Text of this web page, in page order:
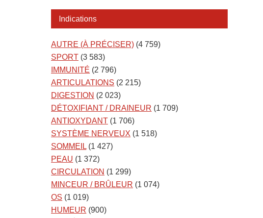
site
Indications
AUTRE (À PRÉCISER) (4 759)
SPORT (3 583)
IMMUNITÉ (2 796)
ARTICULATIONS (2 215)
DIGESTION (2 023)
DÉTOXIFIANT / DRAINEUR (1 709)
ANTIOXYDANT (1 706)
SYSTÈME NERVEUX (1 518)
SOMMEIL (1 427)
PEAU (1 372)
CIRCULATION (1 299)
MINCEUR / BRÛLEUR (1 074)
OS (1 019)
HUMEUR (900)